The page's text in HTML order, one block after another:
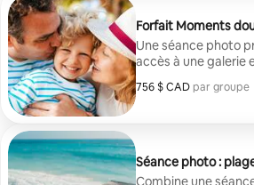
Forfait Moments
Une séance photo
accès à une galerie
756 $ CAD par groupe
756 $ CAD par groupe
,
Séance photo :
Combine une